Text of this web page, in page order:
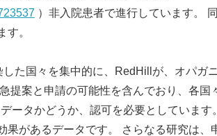
）非入院患者で進行しています。
。
た国々を集中的に、RedHillが、オパガ
提案と申請の可能性を含んでおり、各国
ータかどうか、認可を必要としています。
果があるデータです。 さらなる研究は、